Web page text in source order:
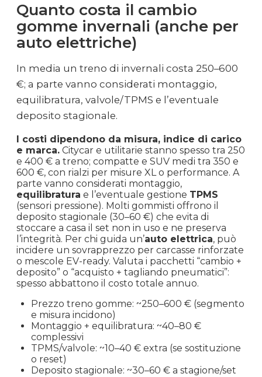
Quanto costa il cambio
gomme invernali (anche per
auto elettriche)
In media un treno di invernali costa 250–600
€; a parte vanno considerati montaggio,
equilibratura, valvole/TPMS e l’eventuale
deposito stagionale.
I costi dipendono da misura, indice di carico
e marca. Citycar e utilitarie stanno spesso tra 250
e 400 € a treno; compatte e SUV medi tra 350 e
600 €, con rialzi per misure XL o performance. A
parte vanno considerati montaggio,
equilibratura e l’eventuale gestione TPMS
(sensori pressione). Molti gommisti offrono il
deposito stagionale (30–60 €) che evita di
stoccare a casa il set non in uso e ne preserva
l’integrità. Per chi guida un’auto elettrica, può
incidere un sovrapprezzo per carcasse rinforzate
o mescole EV-ready. Valuta i pacchetti “cambio +
deposito” o “acquisto + tagliando pneumatici”:
spesso abbattono il costo totale annuo.
Prezzo treno gomme: ~250–600 € (segmento
e misura incidono)
Montaggio + equilibratura: ~40–80 €
complessivi
TPMS/valvole: ~10–40 € extra (se sostituzione
o reset)
Deposito stagionale: ~30–60 € a stagione/set